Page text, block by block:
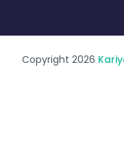
Copyright 2026